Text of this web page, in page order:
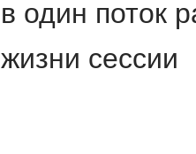
в один поток
жизни сессии